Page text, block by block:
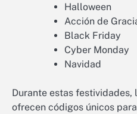
Halloween
Acción de
Black Friday
Cyber Monday
Navidad
Durante estas festividades,
ofrecen códigos únicos